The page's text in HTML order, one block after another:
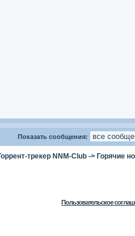
Показать сообщения:
трекер NNM-Club -> Горячие
Пользовательское